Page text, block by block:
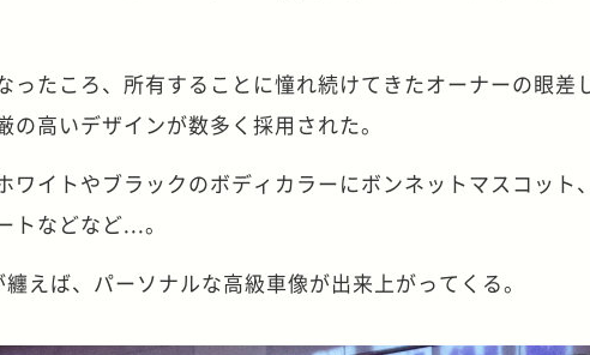
ったころ、所有することに憧れ続けてきたオーナーの眼差
高いデザインが数多く採用された。
ワイトやブラックのボディカラーにボンネットマスコット
トなどなど...。
えば、パーソナルな高級車像が出来上がってくる。